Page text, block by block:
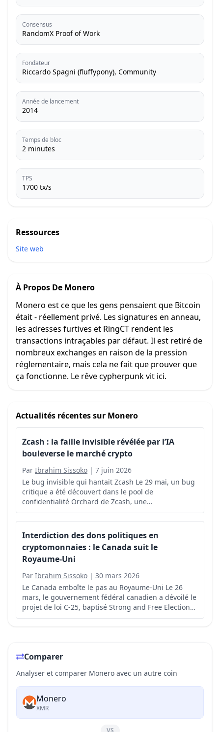
Consensus
RandomX Proof of Work
Fondateur
Riccardo Spagni (fluffypony), Community
Année de lancement
2014
Temps de bloc
2 minutes
TPS
1700 tx/s
Ressources
Site web
À Propos De Monero
Monero est ce que les gens pensaient que Bitcoin
était - réellement privé. Les signatures en anneau,
les adresses furtives et RingCT rendent les
transactions intraçables par défaut. Il est retiré de
nombreux exchanges en raison de la pression
réglementaire, mais cela ne fait que prouver que
ça fonctionne. Le rêve cypherpunk vit ici.
Actualités récentes sur Monero
Zcash : la faille invisible révélée par l’IA
bouleverse le marché crypto
Par Ibrahim Sissoko | 7 juin 2026
Le bug invisible qui hantait Zcash Le 29 mai, un bug
critique a été découvert dans le pool de
confidentialité Orchard de Zcash, une
cryptomonnaie réputée pour sa protection avancée
des transactions.
Interdiction des dons politiques en
cryptomonnaies : le Canada suit le
Royaume-Uni
Par Ibrahim Sissoko | 30 mars 2026
Le Canada emboîte le pas au Royaume-Uni Le 26
mars, le gouvernement fédéral canadien a dévoilé le
projet de loi C-25, baptisé Strong and Free Elections
Act, visant à interdire les dons politiques en
Comparer
Analyser et comparer Monero avec un autre coin
Monero
XMR
VS